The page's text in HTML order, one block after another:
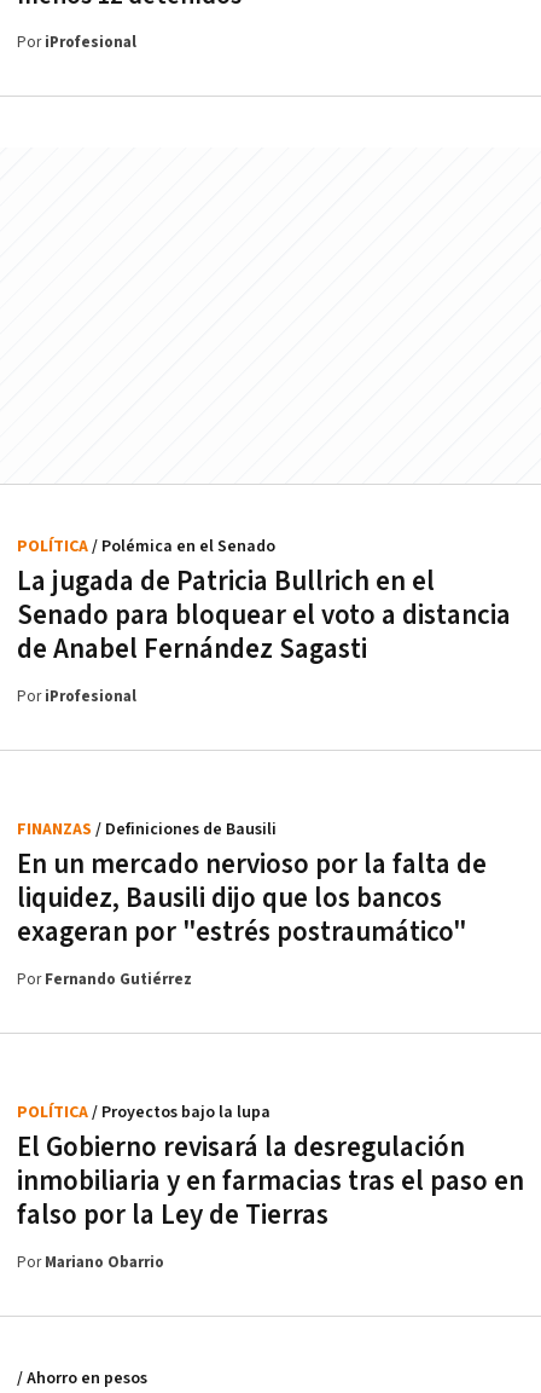
PoriProfesional
La jugada de Patricia Bullrich en el
Senado para bloquear el voto a distancia
de Anabel Fernández Sagasti
POLÍTICA/ Polémica en el Senado
PoriProfesional
En un mercado nervioso por la falta de
liquidez, Bausili dijo que los bancos
exageran por "estrés postraumático"
FINANZAS / Definiciones de Bausili
PorFernando Gutiérrez
El Gobierno revisará la desregulación
inmobiliaria y en farmacias tras el paso en
falso por la Ley de Tierras
POLÍTICA/ Proyectos bajo la lupa
PorMariano Obarrio
/ Ahorro en pesos